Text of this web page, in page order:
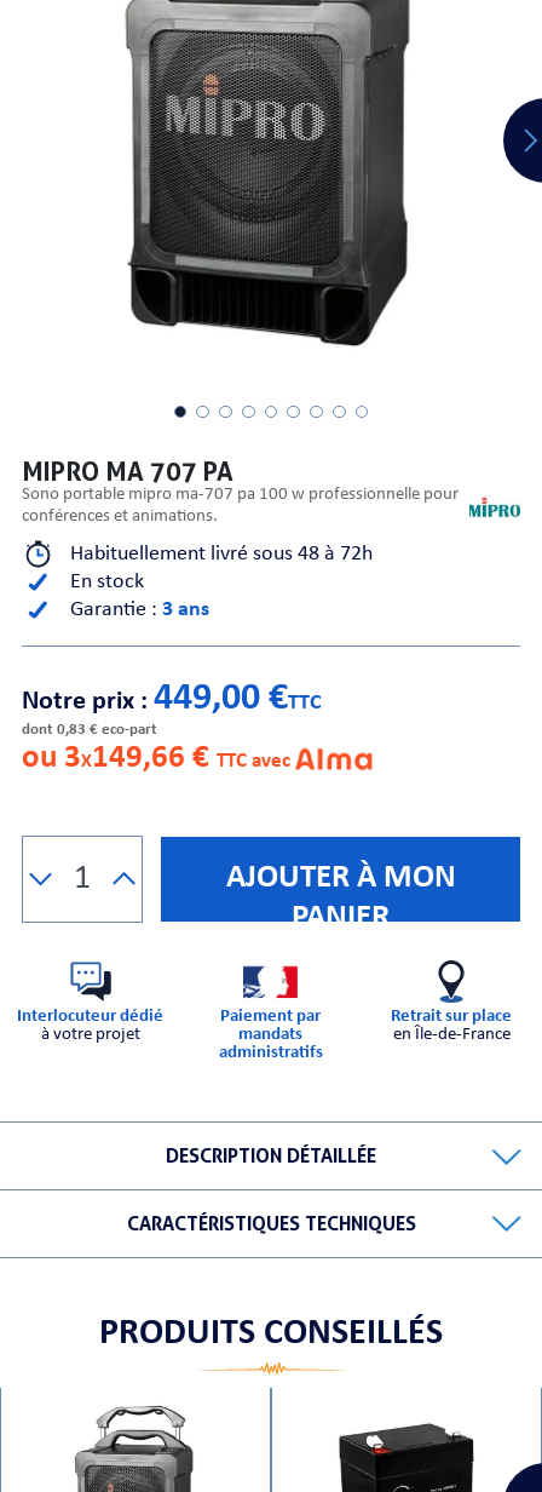
AUDIO
MIPRO MA 707 PA
sono portable mipro ma-707 pa 100 w professionnelle pour
conférences et animations.
Habituellement livré sous 48 à 72h
En stock
Garantie : 3 ans
Notre prix : 449,00 €TTC
dont 0,83 € eco-part
ou 3X149,66 € TTC avec
AJOUTER À MON
PANIER
Interlocuteur dédié
à votre projet
Paiement par
mandats
administratifs
Retrait sur place
en Île-de-France
DESCRIPTION DÉTAILLÉE
CARACTÉRISTIQUES TECHNIQUES
PRODUITS CONSEILLÉS